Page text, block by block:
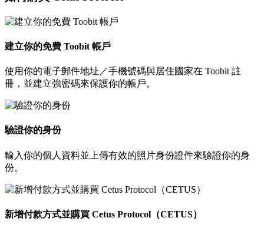
建立你的免費 Toobit 帳戶
使用你的電子郵件地址／手機號碼與居住國家在 Toobit 註
冊，並建立強密碼來保護你的帳戶。
驗證你的身份
輸入你的個人資料並上傳有效的照片身份證件來驗證你的身
份。
新增付款方式並購買 Cetus Protocol（CETUS）